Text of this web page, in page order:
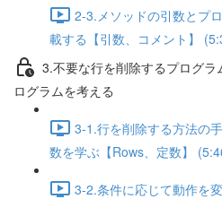
2-3.メソッドの引数とプ
載する【引数、コメント】
3.不要な行を削除するプログ
ログラムを考える
3-1.行を削除する方法の
数を学ぶ【Rows、定数】
3-2.条件に応じて動作を